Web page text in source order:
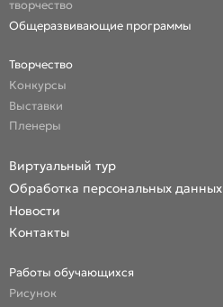
творчество
Общеразвивающие программы
Творчество
Конкурсы
Выставки
Пленеры
Виртуальный тур
Обработка персональных данных
Новости
Контакты
Работы обучающихся
Рисунок